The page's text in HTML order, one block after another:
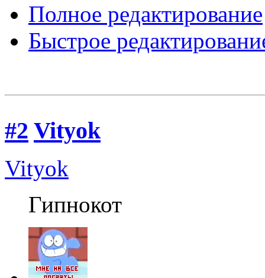
Полное редактирование
Быстрое
#2 Vityok
Vityok
Гипнокот